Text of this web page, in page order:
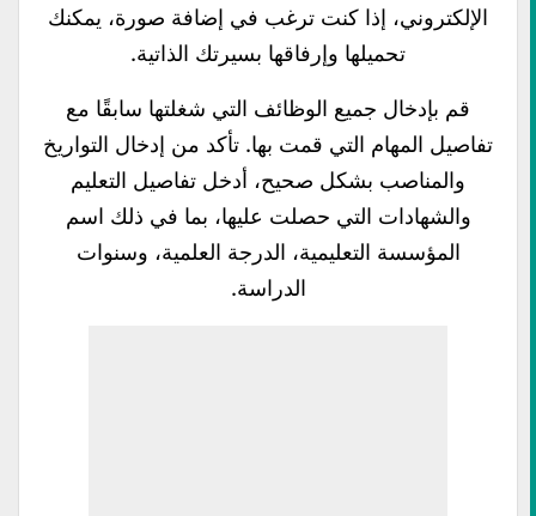
الإلكتروني، إذا كنت ترغب في إضافة صورة، يمكنك
تحميلها وإرفاقها بسيرتك الذاتية.
قم بإدخال جميع الوظائف التي شغلتها سابقًا مع
تفاصيل المهام التي قمت بها. تأكد من إدخال التواريخ
والمناصب بشكل صحيح، أدخل تفاصيل التعليم
والشهادات التي حصلت عليها، بما في ذلك اسم
المؤسسة التعليمية، الدرجة العلمية، وسنوات
الدراسة.